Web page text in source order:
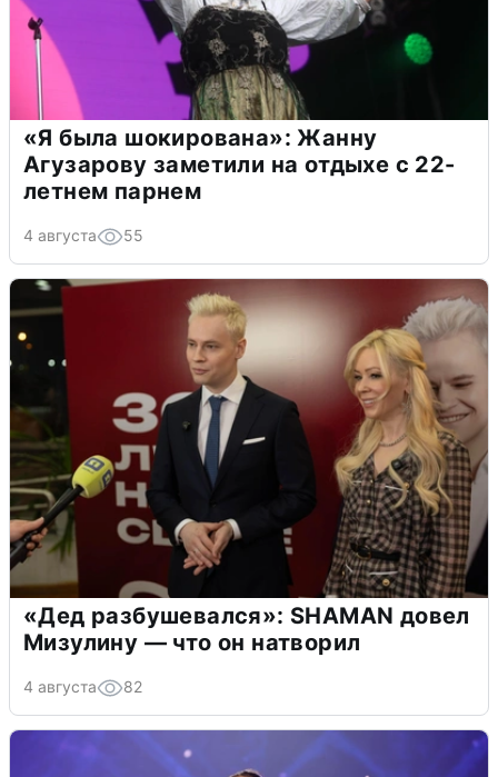
«Я была шокирована»: Жанну
Агузарову заметили на отдыхе с 22-
летнем парнем
4 августа 55
«Дед разбушевался»: SHAMAN довел
Мизулину — что он натворил
4 августа 82